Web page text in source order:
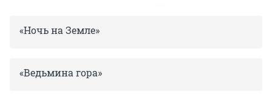
«Ночь на Земле»
«Ведьмина гора»